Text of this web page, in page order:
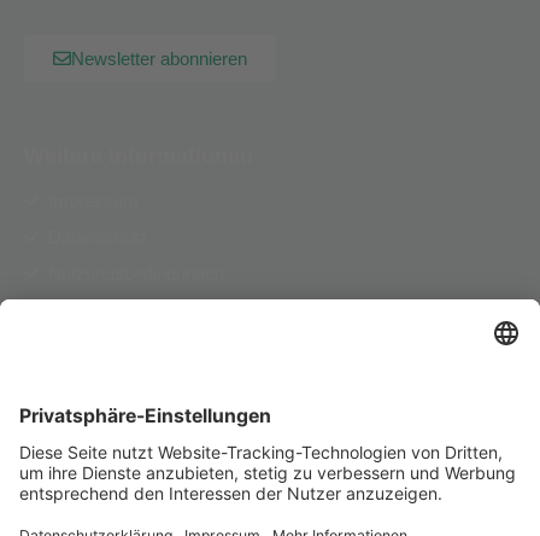
Newsletter abonnieren
AGB
PSD Bank RheinNeckarSaar eG